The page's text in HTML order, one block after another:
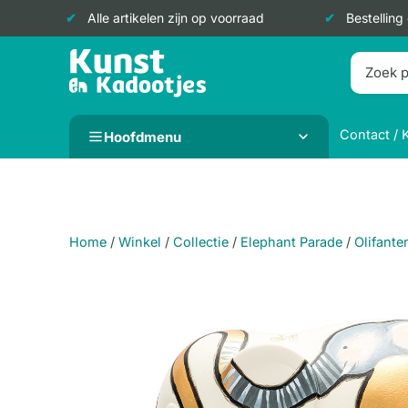
Alle artikelen zijn op voorraad
Doorgaan
Hoofdmenu Contact /
Home / Winkel / Collectie / Elephant Parade /